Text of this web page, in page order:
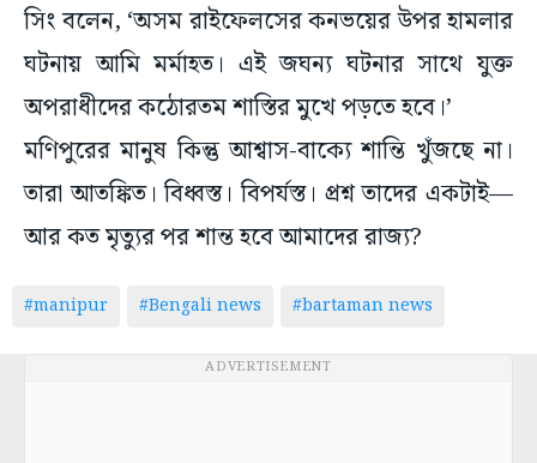
সিং বলেন, ‘অসম রাইফেলসের কনভয়ের উপর হামলার
ঘটনায় আমি মর্মাহত। এই জঘন্য ঘটনার সাথে যুক্ত
অপরাধীদের কঠোরতম শাস্তির মুখে পড়তে হবে।’
মণিপুরের মানুষ কিন্তু আশ্বাস-বাক্যে শান্তি খুঁজছে না।
তারা আতঙ্কিত। বিধ্বস্ত। বিপর্যস্ত। প্রশ্ন তাদের একটাই—
আর কত মৃত্যুর পর শান্ত হবে আমাদের রাজ্য?
#manipur #Bengali news #bartaman news
ADVERTISEMENT